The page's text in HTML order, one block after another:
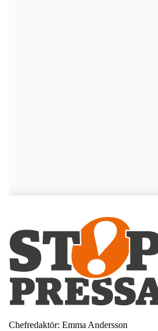
Chefredaktör: Emma Andersson